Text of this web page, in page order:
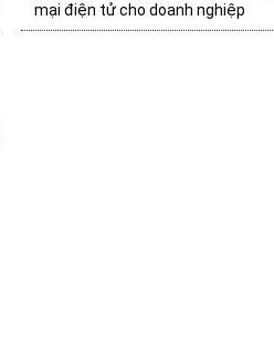
mại điện tử cho doanh nghiệp